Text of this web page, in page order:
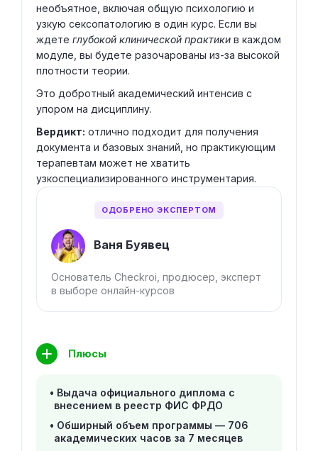
необъятное, включая общую психологию и
узкую сексопатологию в один курс. Если вы
ждете глубокой клинической практики в каждом
модуле, вы будете разочарованы из-за высокой
плотности теории.
Это добротный академический интенсив с
упором на дисциплину.
Вердикт: отлично подходит для получения
документа и базовых знаний, но практикующим
терапевтам может не хватить
узкоспециализированного инструментария.
ОДОБРЕНО ЭКСПЕРТОМ
Ваня Буявец
Основатель Checkroi, продюсер, эксперт
в выборе онлайн-курсов
Плюсы
Выдача официального диплома с
внесением в реестр ФИС ФРДО
Обширный объем программы — 706
академических часов за 7 месяцев